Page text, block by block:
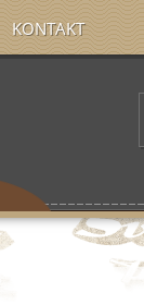
KONTAKT